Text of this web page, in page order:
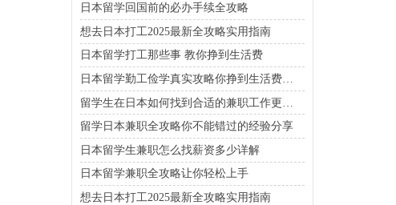
日本留学回国前的必办手续全攻略
想去日本打工2025最新全攻略实用指南
日本留学打工那些事 教你挣到生活费
留学日本兼职全攻略你不能错过的经验分享
日本留学生兼职怎么找薪资多少详解
日本留学兼职全攻略让你轻松上手
想去日本打工2025最新全攻略实用指南